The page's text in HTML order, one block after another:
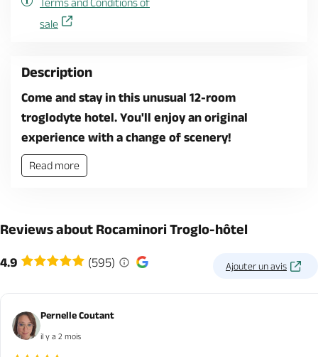
Terms and Conditions of
sale
Description
Come and stay in this unusual 12-room
troglodyte hotel. You'll enjoy an original
experience with a change of scenery!
Read more
Reviews about Rocaminori Troglo-hôtel
4.9 (595) Ajouter un avis
Pernelle Coutant
il y a 2 mois